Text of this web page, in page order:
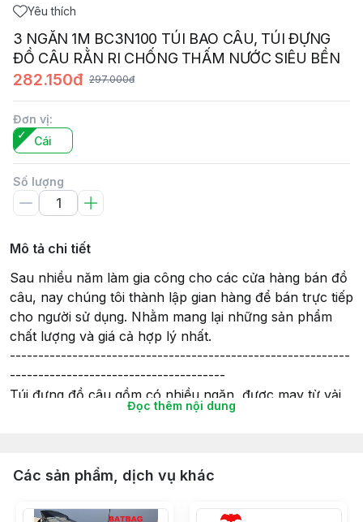
Yêu thích
3 NGĂN 1M BC3N100 TÚI BAO CÂU, TÚI ĐỰNG
ĐỒ CÂU RẰN RI CHỐNG THẤM NƯỚC SIÊU BỀN
282.150đ 297.000đ
Đơn vị:
Cái
Số lượng
Mô tả chi tiết
Sau nhiều năm làm gia công cho các cửa hàng bán đồ
câu, nay chúng tôi thành lập gian hàng để bán trực tiếp
cho người sử dụng. Nhằm mang lại những sản phẩm
chất lượng và giá cả hợp lý nhất.
------------------------------------------------------------
--------------------------------------
Túi đựng đồ câu gồm có nhiều ngăn, được may từ vải
bố phủ PVC rất dày, chắc chắn và mang lại độ bền
ngăn, 4 ngăn thoải mái đựng cần và phụ kiện.
-------------------------------------
Đọc thêm nội dung
Các sản phẩm, dịch vụ khác